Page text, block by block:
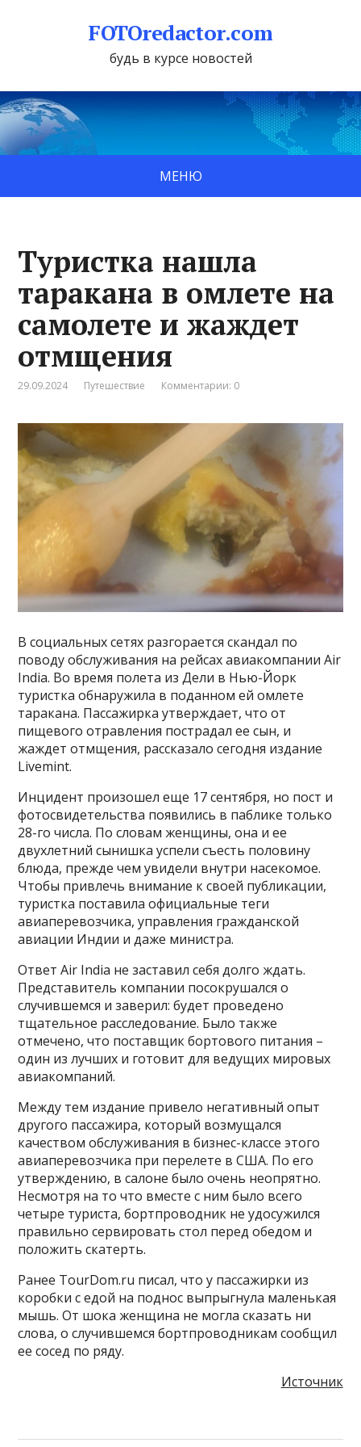
FOTOredactor.com
будь в курсе новостей
МЕНЮ
Туристка нашла
таракана в омлете на
самолете и жаждет
отмщения
29.09.2024 Путешествие Комментарии: 0
В социальных сетях разгорается скандал по
поводу обслуживания на рейсах авиакомпании Air
India. Во время полета из Дели в Нью-Йорк
туристка обнаружила в поданном ей омлете
таракана. Пассажирка утверждает, что от
пищевого отравления пострадал ее сын, и
жаждет отмщения, рассказало сегодня издание
Livemint.
Инцидент произошел еще 17 сентября, но пост и
фотосвидетельства появились в паблике только
28-го числа. По словам женщины, она и ее
двухлетний сынишка успели съесть половину
блюда, прежде чем увидели внутри насекомое.
Чтобы привлечь внимание к своей публикации,
туристка поставила официальные теги
авиаперевозчика, управления гражданской
авиации Индии и даже министра.
Ответ Air India не заставил себя долго ждать.
Представитель компании посокрушался о
случившемся и заверил: будет проведено
тщательное расследование. Было также
отмечено, что поставщик бортового питания –
один из лучших и готовит для ведущих мировых
авиакомпаний.
Между тем издание привело негативный опыт
другого пассажира, который возмущался
качеством обслуживания в бизнес-классе этого
авиаперевозчика при перелете в США. По его
утверждению, в салоне было очень неопрятно.
Несмотря на то что вместе с ним было всего
четыре туриста, бортпроводник не удосужился
правильно сервировать стол перед обедом и
положить скатерть.
Ранее TourDom.ru писал, что у пассажирки из
коробки с едой на поднос выпрыгнула маленькая
мышь. От шока женщина не могла сказать ни
слова, о случившемся бортпроводникам сообщил
ее сосед по ряду.
Источник